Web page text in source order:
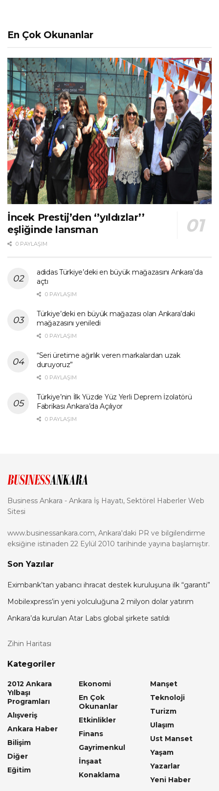
En Çok Okunanlar
İncek Prestij’den ‘’yıldızlar’’
eşliğinde lansman
0 PAYLAŞIM
adidas Türkiye’deki en büyük mağazasını Ankara’da
açtı
0 PAYLAŞIM
Türkiye’deki en büyük mağazası olan Ankara’daki
mağazasını yeniledi
0 PAYLAŞIM
“Seri üretime ağırlık veren markalardan uzak
duruyoruz”
0 PAYLAŞIM
Türkiye’nin İlk Yüzde Yüz Yerli Deprem İzolatörü
Fabrikası Ankara’da Açılıyor
0 PAYLAŞIM
Business Ankara - Ankara İş Hayatı, Sektörel Haberler Web
Sitesi
www.businessankara.com, Ankara'daki PR ve bilgilendirme
eksiğine istinaden 22 Eylül 2010 tarihinde yayına başlamıştır.
Son Yazılar
Eximbank’tan yabancı ihracat destek kuruluşuna ilk “garanti”
Mobilexpress’in yeni yolculuğuna 2 milyon dolar yatırım
Ankara’da kurulan Atar Labs global şirkete satıldı
Zihin Haritası
Kategoriler
2012 Ankara
Yılbaşı
Programları
Alışveriş
Ankara Haber
Bilişim
Diğer
Eğitim
Ekonomi
En Çok
Okunanlar
Etkinlikler
Finans
Gayrimenkul
İnşaat
Konaklama
Manşet
Teknoloji
Turizm
Ulaşım
Ust Manset
Yaşam
Yazarlar
Yeni Haber